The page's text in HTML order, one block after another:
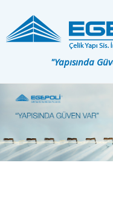
"Yapısında
Şirket Profili
Misyonumuz ve
Kalite Politikamız
Hizmetlerimiz
Ürünlerimiz
N3 FOLYOLU ÇATI
İletişim